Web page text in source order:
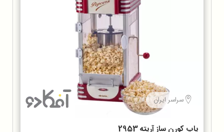
سراسر ایران
پاپ کورن ساز آریته 2953